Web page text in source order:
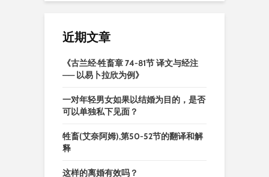
近期文章
《古兰经·牲畜章 74-81节 译文与经注
—— 以易卜拉欣为例》
一对年轻男女如果以结婚为目的，是否
可以单独私下见面？
牲畜(艾奈阿姆),第50-52节的翻译和解
释
这样的离婚有效吗？